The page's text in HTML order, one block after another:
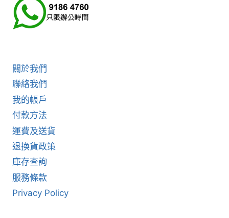
關於我們
聯絡我們
我的帳戶
付款方法
運費及送貨
退換貨政策
庫存查詢
服務條款
Privacy Policy